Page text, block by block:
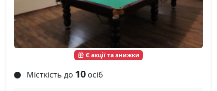
Є акції та знижки
Місткість до 10 осіб